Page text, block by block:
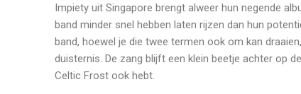
Impiety uit Singapore brengt alweer hun negende
band minder snel hebben laten rijzen dan hun
band, hoewel je die twee termen ook om kan
duisternis. De zang blijft een klein beetje achter op
Celtic Frost ook hebt.